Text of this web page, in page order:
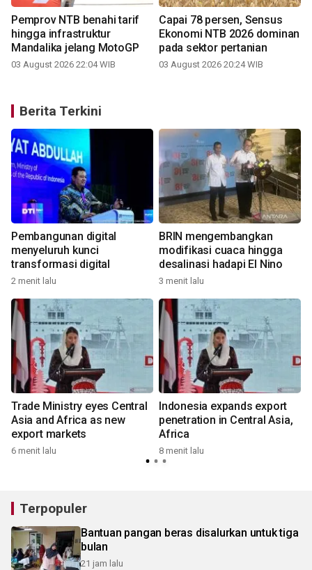
Pemprov NTB benahi tarif
hingga infrastruktur
Mandalika jelang MotoGP
03 August 2026 22:04 WIB
Capai 78 persen, Sensus
Ekonomi NTB 2026 dominan
pada sektor pertanian
03 August 2026 20:24 WIB
Berita Terkini
Pembangunan digital
menyeluruh kunci
transformasi digital
2 menit lalu
BRIN mengembangkan
modifikasi cuaca hingga
desalinasi hadapi El Nino
3 menit lalu
Trade Ministry eyes Central
Asia and Africa as new
export markets
6 menit lalu
Indonesia expands export
penetration in Central Asia,
Africa
8 menit lalu
Terpopuler
Bantuan pangan beras disalurkan untuk tiga
bulan
21 jam lalu